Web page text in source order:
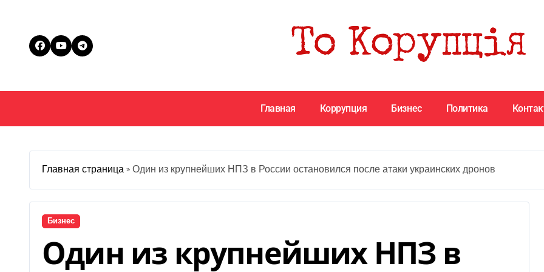
Главная Коррупция Бизнес Политика
Главная страница » Один из крупнейших НПЗ в России остановился после атаки украинских дронов
Бизнес
Один из крупнейших НПЗ в